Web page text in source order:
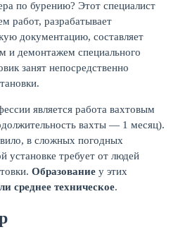
по бурению? Этот специалист
работ, разрабатывает
документацию, составляет
и демонтажем специального
занят непосредственно
является работа вахтовым
вахты — 1 месяц).
в сложных погодных
установке требует от людей
Образование у этих
среднее техническое.